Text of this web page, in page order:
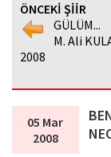
ÖNCEKİ ŞİİR
GÜLÜM...
M. Ali
2008
05 Mar
2008